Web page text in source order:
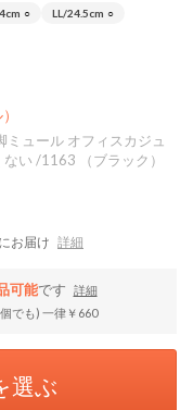
○ LL/24.5cm ○
ュール オフィスカジュ
い /1163 （ブラック）
にお届け 詳細
可能です
詳細
でも) 一律￥660
選ぶ